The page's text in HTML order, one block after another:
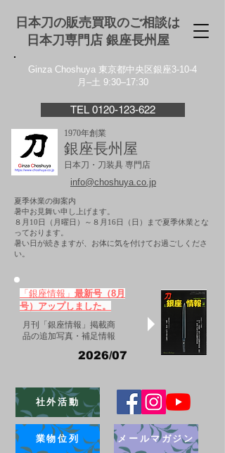
日本刀の販売買取のご相談は
日本刀専門店 銀座⻑州屋
Ginza Choshuya 東京都中央区銀座3-10-4
月–土 9:30–17:30
TEL 0120-123-622
1970年創業
銀座長州屋
日本刀・刀装具 専門店
info@choshuya.co.jp
夏季休業の御案内
暑中お見舞い申し上げます。
８月10日（月曜日）～８月16日（日）まで夏季休業とな
っております。
​暑い日が続きますが、お体に気を付けてお過ごしくださ
い。
「銀座情報」 最新号（8月
号）アップしました。
月刊「銀座情報」掲載商
品の追加写真・補足情報
2026/07
社外活動
業物位列 メールマガジン